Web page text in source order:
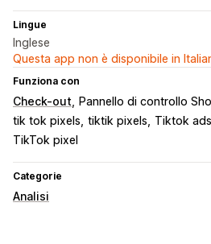
Lingue
Inglese
Questa app non è disponibile in
Funziona con
Check-out Pannello di controllo
tik tok pixels tiktik pixels Tiktok ads
TikTok pixel
Categorie
Analisi